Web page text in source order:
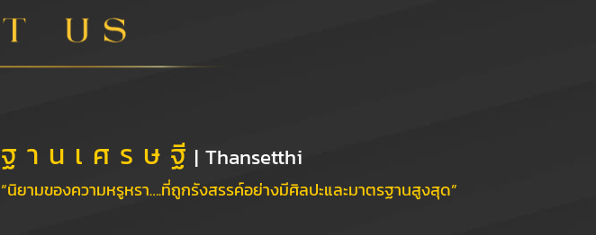
ฐ า น เ ศ ร ษ ฐี | Thansetthi
“นิยามของความหรูหรา….ที่ถูกรังสรรค์อย่างมีศิลปะและมาตรฐานสูงสุด”